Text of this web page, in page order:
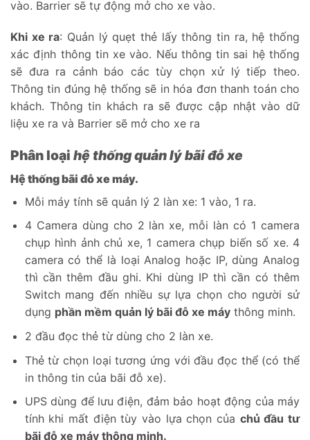
vào. Barrier sẽ tự động mở cho xe vào.
Khi xe ra: Quản lý quẹt thẻ lấy thông tin ra, hệ thống
xác định thông tin xe vào. Nếu thông tin sai hệ thống
sẽ đưa ra cảnh báo các tùy chọn xử lý tiếp theo.
Thông tin đúng hệ thống sẽ in hóa đơn thanh toán cho
khách. Thông tin khách ra sẽ được cập nhật vào dữ
liệu xe ra và Barrier sẽ mở cho xe ra
Phân loại hệ thống quản lý bãi đỗ xe
Hệ thống bãi đỗ xe máy.
Mỗi máy tính sẽ quản lý 2 làn xe: 1 vào, 1 ra.
4 Camera dùng cho 2 làn xe, mỗi làn có 1 camera
chụp hình ảnh chủ xe, 1 camera chụp biến số xe. 4
camera có thể là loại Analog hoặc IP, dùng Analog
thì cần thêm đầu ghi. Khi dùng IP thì cần có thêm
Switch mang đến nhiều sự lựa chọn cho người sử
dụng phần mềm quản lý bãi đỗ xe máythông minh.
2 đầu đọc thẻ từ dùng cho 2 làn xe.
Thẻ từ chọn loại tương ứng với đầu đọc thể (có thể
in thông tin của bãi đỗ xe).
UPS dùng để lưu điện, đảm bảo hoạt động của máy
tính khi mất điện tùy vào lựa chọn của chủ đầu tư
bãi đỗ xe máy thông minh.